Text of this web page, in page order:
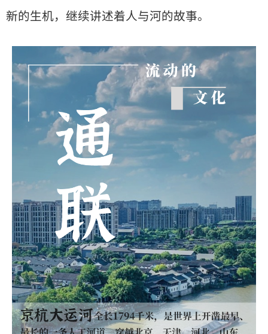
新的生机，继续讲述着人与河的故事。